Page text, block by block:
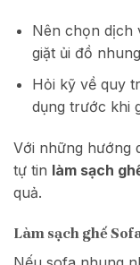
Nên chọn dịch
giặt ủi đồ
Hỏi kỹ về quy
dụng trước khi
Với những hướng
tự tin làm sạch
quả.
Làm sạch ghế